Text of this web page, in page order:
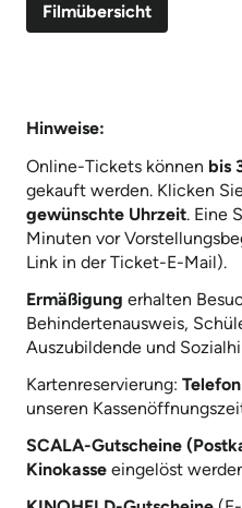
Filmübersicht
Hinweise:
Online-Tickets können bis
gekauft werden. Klicken
gewünschte Uhrzeit. Eine
Minuten vor
Link in der Ticket-E-Mail).
Ermäßigung erhalten
Behindertenausweis,
Auszubildende und
Kartenreservierung:
unseren
SCALA-Gutscheine
Kinokasse eingelöst